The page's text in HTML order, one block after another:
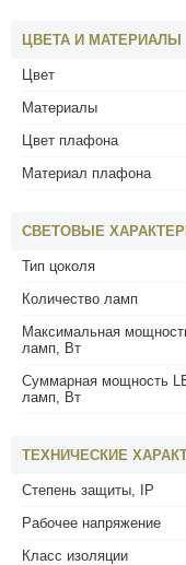
ЦВЕТА И МАТЕРИАЛЫ
Цвет
Материалы
Цвет плафона
Материал плафона
СВЕТОВЫЕ
Тип цоколя
Количество ламп
Максимальная
ламп, Вт
Суммарная мощность
ламп, Вт
ТЕХНИЧЕСКИЕ
Степень защиты, IP
Рабочее напряжение
Класс изоляции